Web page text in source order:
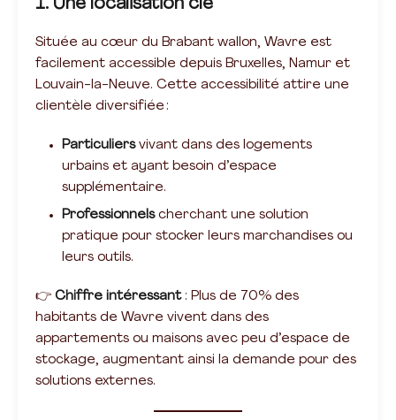
1. Une localisation clé
Située au cœur du Brabant wallon, Wavre est
facilement accessible depuis Bruxelles, Namur et
Louvain-la-Neuve. Cette accessibilité attire une
clientèle diversifiée :
Particuliersvivant dans des logements
urbains et ayant besoin d’espace
supplémentaire.
Professionnelscherchant une solution
pratique pour stocker leurs marchandises ou
leurs outils.
👉 Chiffre intéressant: Plus de 70% des
habitants de Wavre vivent dans des
appartements ou maisons avec peu d’espace de
stockage, augmentant ainsi la demande pour des
solutions externes.